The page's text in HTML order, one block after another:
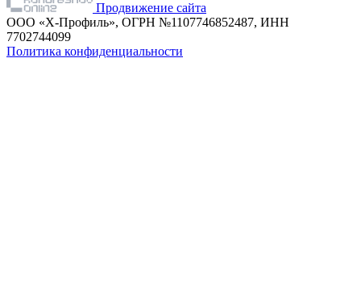
Продвижение сайта
ООО «Х-Профиль», ОГРН №1107746852487, ИНН
7702744099
Политика конфиденциальности